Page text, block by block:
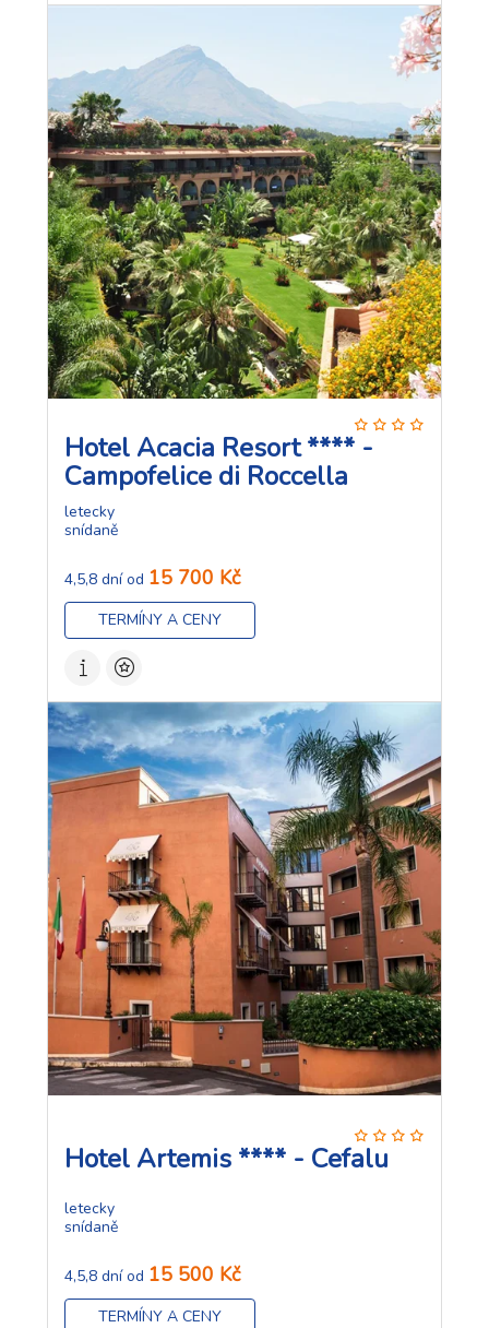
Hotel Acacia Resort **** -
Campofelice di Roccella
letecky
snídaně
4,5,8 dní od 15 700 Kč
TERMÍNY A CENY
Hotel Artemis **** - Cefalu
letecky
snídaně
4,5,8 dní od 15 500 Kč
TERMÍNY A CENY